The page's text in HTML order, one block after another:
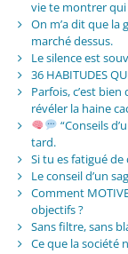
vie te montrer
On m’a dit que la
marché dessus.
Le silence est
36 HABITUDES
Parfois, c’est
révéler la haine
“Conseils
tard.
Si tu es fatigué de
Le conseil d’un
Comment
objectifs ?
Sans filtre, sans
Ce que la société